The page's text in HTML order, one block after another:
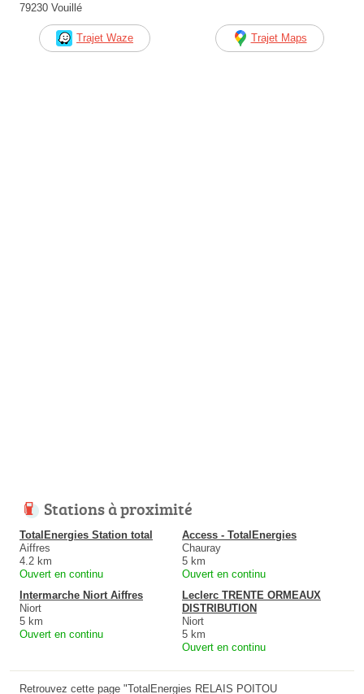
79230 Vouillé
Trajet Waze Trajet Maps
Stations à proximité
TotalEnergies Station total
Aiffres
4.2 km
Ouvert en continu
Access - TotalEnergies
Chauray
5 km
Ouvert en continu
Intermarche Niort Aiffres
Niort
5 km
Ouvert en continu
Leclerc TRENTE ORMEAUX
DISTRIBUTION
Niort
5 km
Ouvert en continu
Retrouvez cette page "TotalEnergies RELAIS POITOU